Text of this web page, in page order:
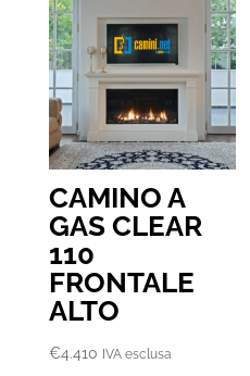
€16.560
CAMINO A
GAS CLEAR
110
FRONTALE
ALTO
€4.410 IVA esclusa